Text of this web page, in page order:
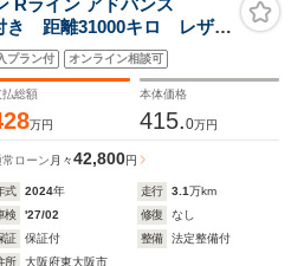
Rライン アドバンス
き 距離31000キロ レザー
ワイト ナビ オールア
トヒーター ETC ACC
チェンジアシスト
プラン付 オンライン相談可
払総額
万円
本体価格
415.0万円
常ローン 月々42,800円
式 2024年 走行 3.1万km
検
'27/02 修復
なし
証
保証付 整備
法定整備付
所
大阪府東大阪市